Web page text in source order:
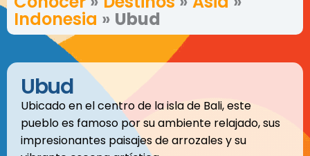
Indonesia » Ubud
Ubud
Ubicado en el centro de la isla de Bali, este
pueblo es famoso por su ambiente relajado, sus
impresionantes paisajes de arrozales y su